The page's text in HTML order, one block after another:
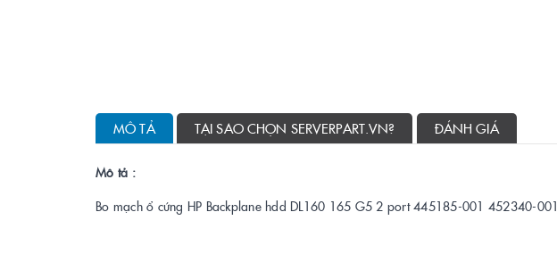
MÔ TẢ TẠI SAO CHỌN SERVERPART.VN? ĐÁNH GIÁ
Mô tả :
Bo mạch ổ cứng HP Backplane hdd DL160 165 G5 2 port 445185-001 452340-001